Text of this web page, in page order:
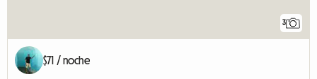
3
$71 / noche